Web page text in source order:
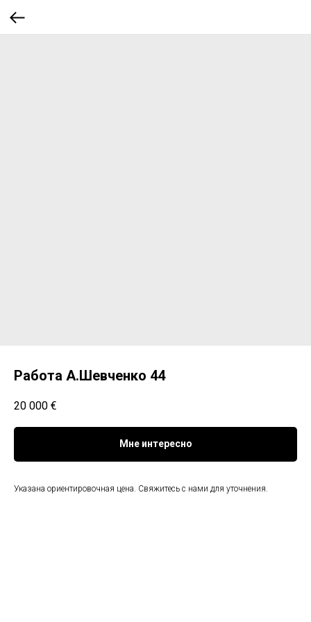
Работа А.Шевченко 44
20 000 €
Мне интересно
Указана ориентировочная цена. Свяжитесь с нами для уточнения.